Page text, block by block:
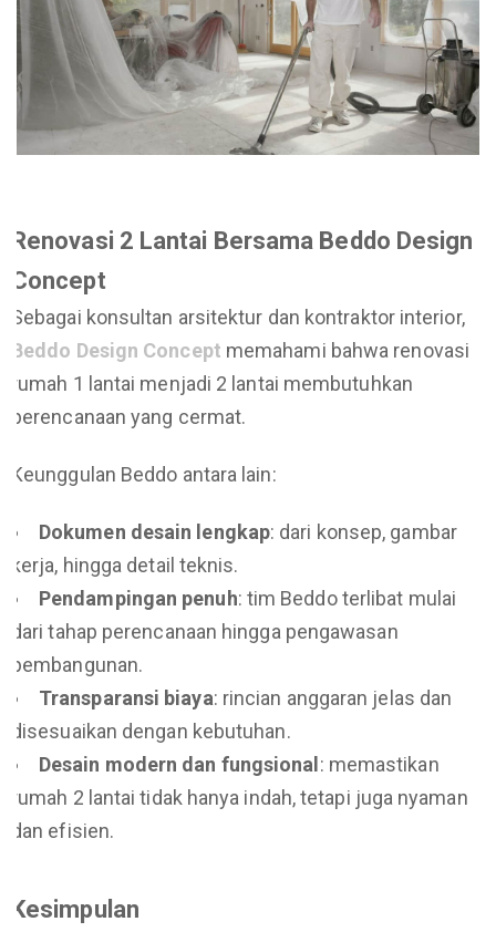
Renovasi 2 Lantai Bersama Beddo Design
Concept
Sebagai konsultan arsitektur dan kontraktor interior,
Beddo Design Concept memahami bahwa renovasi
rumah 1 lantai menjadi 2 lantai membutuhkan
perencanaan yang cermat.
Keunggulan Beddo antara lain:
Dokumen desain lengkap: dari konsep, gambar
kerja, hingga detail teknis.
Pendampingan penuh: tim Beddo terlibat mulai
dari tahap perencanaan hingga pengawasan
pembangunan.
Transparansi biaya: rincian anggaran jelas dan
disesuaikan dengan kebutuhan.
Desain modern dan fungsional: memastikan
rumah 2 lantai tidak hanya indah, tetapi juga nyaman
dan efisien.
Kesimpulan